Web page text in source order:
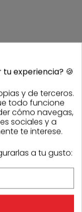
tu experiencia? 🍪
y de terceros.
todo funcione
cómo navegas,
sociales y a
te interese.
a tu gusto: